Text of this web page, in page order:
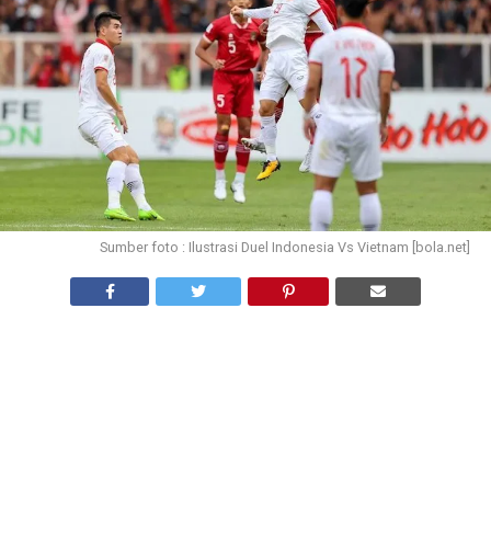
Sumber foto : Ilustrasi Duel Indonesia Vs Vietnam [bola.net]